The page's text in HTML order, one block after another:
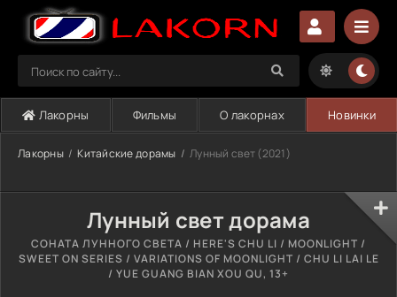
Лакорны Фильмы О лакорнах Новинки
Лакорны Китайские дорамы Лунный свет (2021)
Лунный свет дорама
СОНАТА ЛУННОГО СВЕТА / HERE'S CHU LI / MOONLIGHT /
SWEET ON SERIES / VARIATIONS OF MOONLIGHT / CHU LI LAI LE
/ YUE GUANG BIAN XOU QU, 13+